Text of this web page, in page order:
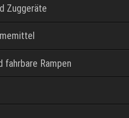
Zuggeräte
fahrbare Rampen